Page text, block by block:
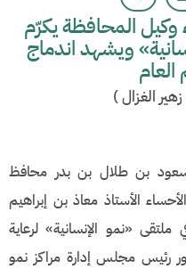
المحافظة يكرّم
ويشهد اندماج
الغزال)
سعود بن طلال بن بدر محافظ
الأستاذ معاذ بن إبراهيم
ملتقى «نمو الإنسانية» لرعاية
رئيس مجلس إدارة مراكز نمو